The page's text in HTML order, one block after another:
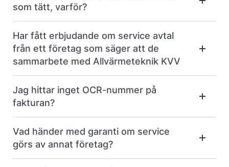
som tätt, varför?
Har fått erbjudande om service avtal
från ett företag som säger att de
sammarbete med Allvärmeteknik KVV
Jag hittar inget OCR-nummer på
fakturan?
Vad händer med garanti om service
görs av annat företag?